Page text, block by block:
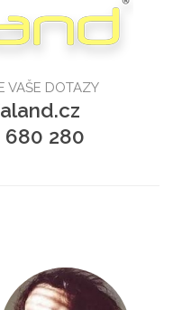
VAŠE DOTAZY
680 280